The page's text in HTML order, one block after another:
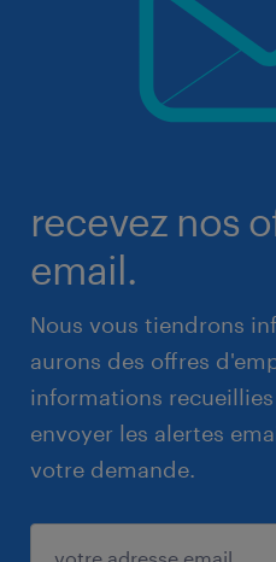
recevez nos
email.
Nous vous tiendrons
aurons des offres
informations
envoyer les alertes
votre demande.